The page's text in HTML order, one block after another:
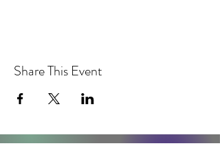
Share This Event